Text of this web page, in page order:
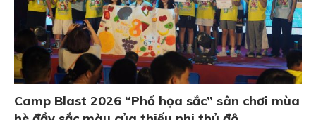
Camp Blast 2026 “Phố họa sắc” sân chơi mùa